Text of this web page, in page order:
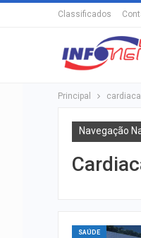
Classificados
Principal
Navegação
SAÚDE